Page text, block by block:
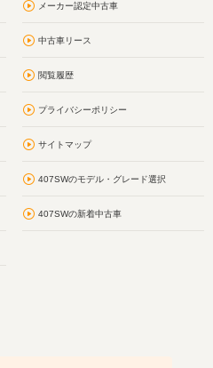
メーカー認定中古車
中古車リース
閲覧履歴
プライバシーポリシー
サイトマップ
407SWのモデル・グレード選択
407SWの新着中古車